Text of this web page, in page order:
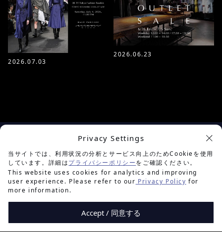
Privacy Settings
当サイトでは、利用状況の分析とサービス向上のためCookieを使用
しています。詳細はプライバシーポリシーをご確認ください。
This website uses cookies for analytics and improving
user experience. Please refer to our Privacy Policy for
more information.
Accept / 同意する
2026.07.03
2026.06.23
余白を楽しむプロジェクト